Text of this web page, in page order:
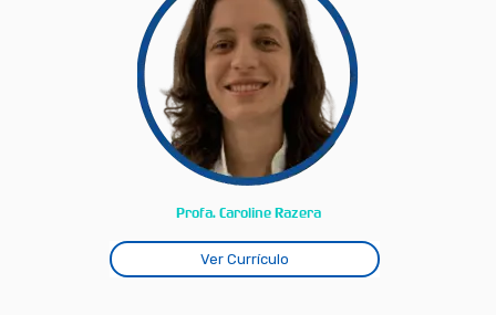
Profa. Caroline Razera
Ver Currículo